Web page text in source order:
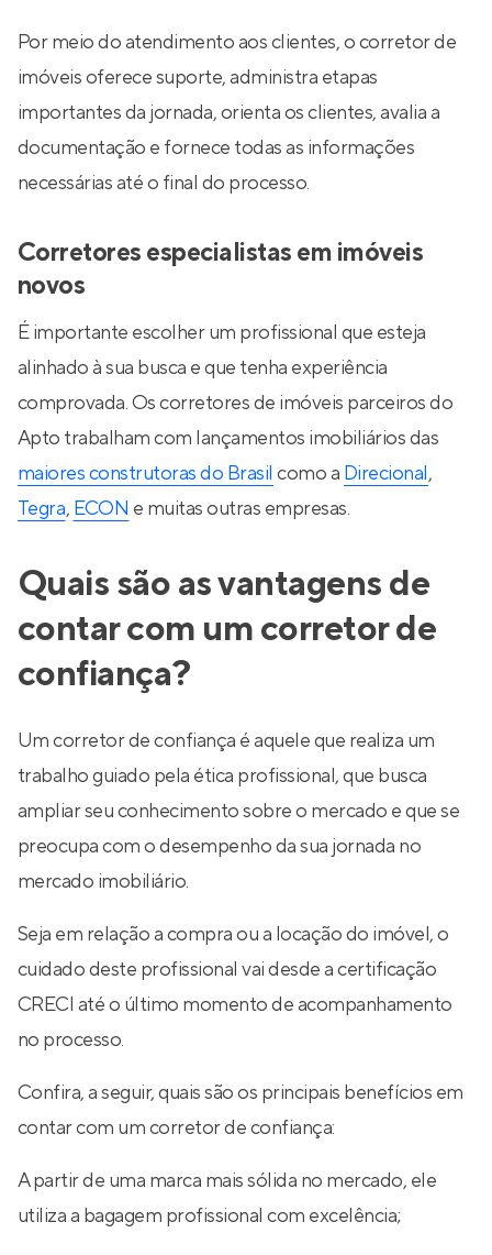
Por meio do atendimento aos clientes, o corretor de
imóveis oferece suporte, administra etapas
importantes da jornada, orienta os clientes, avalia a
documentação e fornece todas as informações
necessárias até o final do processo.
Corretores especialistas em imóveis
novos
É importante escolher um profissional que esteja
alinhado à sua busca e que tenha experiência
comprovada. Os corretores de imóveis parceiros do
Apto trabalham com lançamentos imobiliários das
maiores construtoras do Brasil como a Direcional,
Tegra, ECON e muitas outras empresas.
Quais são as vantagens de
contar com um corretor de
confiança?
Um corretor de confiança é aquele que realiza um
trabalho guiado pela ética profissional, que busca
ampliar seu conhecimento sobre o mercado e que se
preocupa com o desempenho da sua jornada no
mercado imobiliário.
Seja em relação a compra ou a locação do imóvel, o
cuidado deste profissional vai desde a certificação
CRECI até o último momento de acompanhamento
no processo.
Confira, a seguir, quais são os principais benefícios em
contar com um corretor de confiança:
A partir de uma marca mais sólida no mercado, ele
utiliza a bagagem profissional com excelência;